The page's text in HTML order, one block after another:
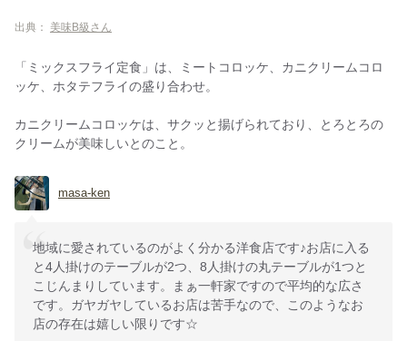
出典： 美味B級さん
「ミックスフライ定食」は、ミートコロッケ、カニクリームコロ
ッケ、ホタテフライの盛り合わせ。
カニクリームコロッケは、サクッと揚げられており、とろとろの
クリームが美味しいとのこと。
masa-ken
地域に愛されているのがよく分かる洋食店です♪お店に入る
と4人掛けのテーブルが2つ、8人掛けの丸テーブルが1つと
こじんまりしています。まぁ一軒家ですので平均的な広さ
です。ガヤガヤしているお店は苦手なので、このようなお
店の存在は嬉しい限りです☆